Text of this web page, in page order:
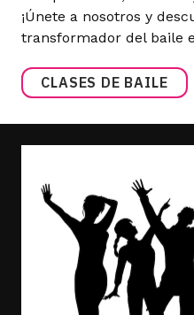
¡Únete a nosotros y
transformador del baile
CLASES DE BAILE